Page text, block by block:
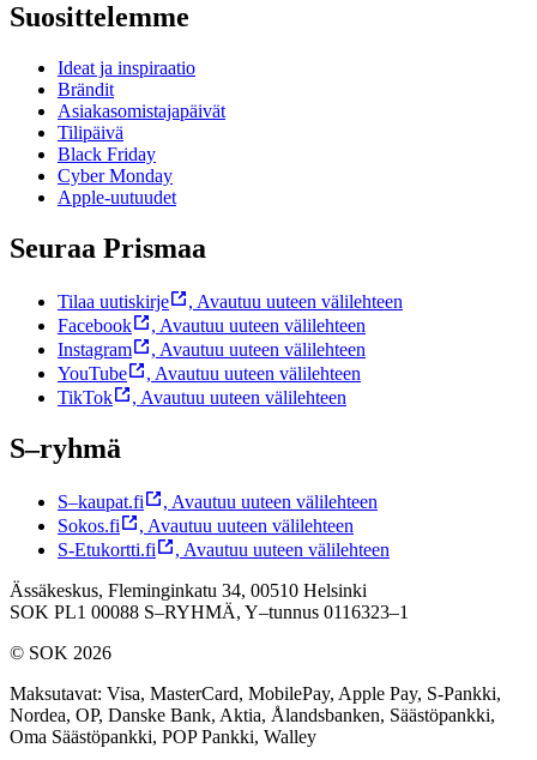
Suosittelemme
Ideat ja inspiraatio
Brändit
Asiakasomistajapäivät
Tilipäivä
Black Friday
Cyber Monday
Apple-uutuudet
Seuraa Prismaa
Tilaa uutiskirje , Avautuu uuteen välilehteen
Facebook
, Avautuu uuteen välilehteen
Instagram
, Avautuu uuteen välilehteen
YouTube
, Avautuu uuteen välilehteen
TikTok
, Avautuu uuteen välilehteen
S–ryhmä
S–kaupat.fi , Avautuu uuteen välilehteen
Sokos.fi
, Avautuu uuteen välilehteen
S-Etukortti.fi
, Avautuu uuteen välilehteen
Ässäkeskus, Fleminginkatu 34, 00510 Helsinki
SOK PL1 00088 S–RYHMÄ, Y–tunnus 0116323–1
© SOK 2026
Maksutavat: Visa, MasterCard, MobilePay, Apple Pay, S-Pankki,
Nordea, OP, Danske Bank, Aktia, Ålandsbanken, Säästöpankki,
Oma Säästöpankki, POP Pankki, Walley